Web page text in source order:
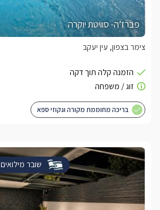
פברז’ה- סוויטת יוקרה
צימר בצפון, עין יעקב
בריכה מחוממת מקורה וגקוזי ספא
שובר מילואים